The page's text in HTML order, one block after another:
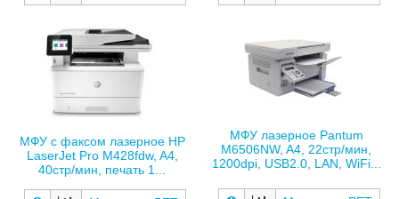
МФУ с факсом лазерное HP
LaserJet Pro M428fdw, A4,
40стр/мин, печать 1...
МФУ лазерное Pantum
M6506NW, A4, 22стр/мин,
1200dpi, USB2.0, LAN, WiFi...